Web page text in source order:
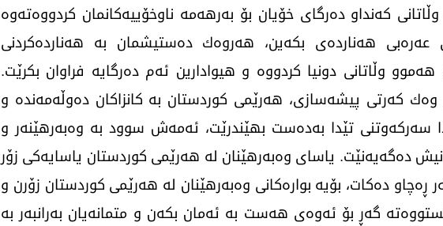
كەنداو دەرگای خۆیان بۆ بەرهەمە ناوخۆییەكانمان كردووه‌تەوە
عەرەبی هەناردەی بكەین، هەروەك دەستیشمان بە هەناردەكردنی
وڵاتانی دونیا كردووە و هیوادارین ئەم دەرگایە فراوان بكرێت.
كەرتی پیشەسازی، هەرێمی كوردستان بە کانزاکان دەوڵەمەندە و
سەركەوتنی تێدا بەدەست بهێندرێت، ئەمەش سوود بە وەبەرهێنەر و
دەگەیەنێت. یاسای وەبەرهێنان لە هەرێمی كوردستان یاسایەكی زۆر
ڕەچاو دەكات، بۆیە بوارەكانی وەبەرهێنان لە هەرێمی كوردستان زۆرن و
گەڕ بۆ ئەوەی هەست بە ئەمان بكەن و متمانەیان بەرانبەر بە